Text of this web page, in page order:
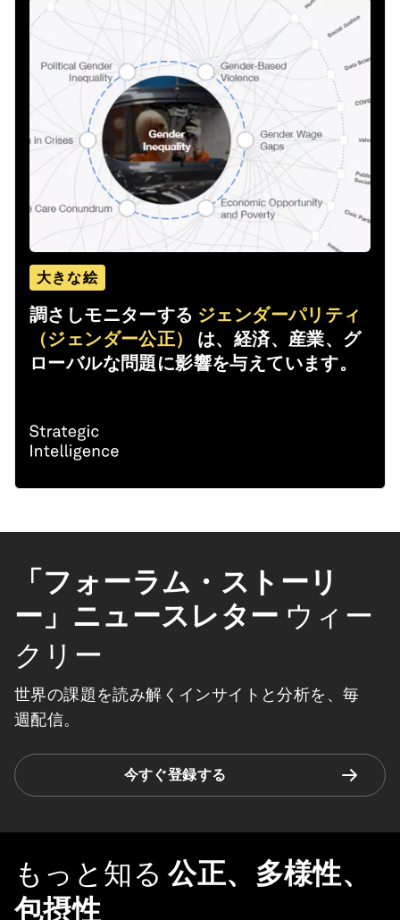
大きな絵
調さしモニターする ジェンダーパリティ
（ジェンダー公正）
は、経済、産業、グ
ローバルな問題に影響を与えています。
「フォーラム・ストーリ
ー」ニュースレター ウィー
クリー
世界の課題を読み解くインサイトと分析を、毎
週配信。
今すぐ登録する
もっと知る 公正、多様性、
包摂性